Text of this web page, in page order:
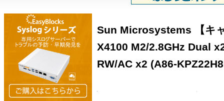
Sun Microsystems 【キ
X4100 M2/2.8GHz Dual
RW/AC x2 (A86-